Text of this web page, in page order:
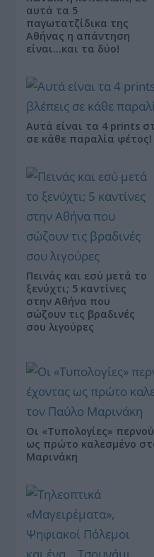
αυτά τα 5
παγωτατζίδικα της
Αθήνας η απάντηση
είναι…και τα δύο!
Αυτά είναι τα 4 prints
σε κάθε παραλία φέτος!
Πεινάς και εσύ μετά το
ξενύχτι; 5 καντίνες
στην Αθήνα που
σώζουν τις βραδινές
σου λιγούρες
Οι «Τυπολογίες»
ως πρώτο καλεσμένο
Μαρινάκη